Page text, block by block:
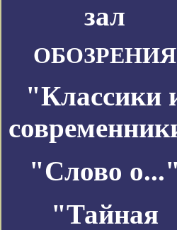
зал
ОБОЗРЕНИЯ
"Классики
"Слово о..."
"Тайная